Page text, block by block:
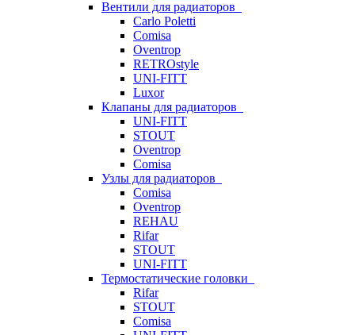
Вентили для радиаторов
Carlo Poletti
Comisa
Oventrop
RETROstyle
UNI-FITT
Luxor
Клапаны для радиаторов
UNI-FITT
STOUT
Oventrop
Comisa
Узлы для радиаторов
Comisa
Oventrop
REHAU
Rifar
STOUT
UNI-FITT
Термостатические головки
Rifar
STOUT
Comisa